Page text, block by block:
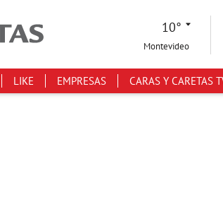
10°
Montevideo
LIKE EMPRESAS CARAS Y CARETAS